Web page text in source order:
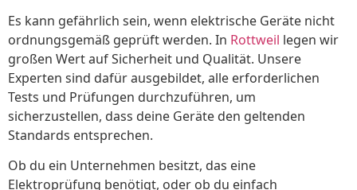
Es kann gefährlich sein, wenn elektrische Geräte nicht
ordnungsgemäß geprüft werden. In Rottweil legen wir
großen Wert auf Sicherheit und Qualität. Unsere
Experten sind dafür ausgebildet, alle erforderlichen
Tests und Prüfungen durchzuführen, um
sicherzustellen, dass deine Geräte den geltenden
Standards entsprechen.
Ob du ein Unternehmen besitzt, das eine
Elektroprüfung benötigt, oder ob du einfach